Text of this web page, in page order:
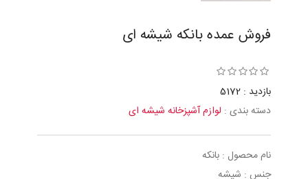
فروش عمده بانکه شیشه ای
بازدید : 5172
دسته بندی : لوازم آشپزخانه شیشه ای
نام محصول : بانکه
جنس : شیشه